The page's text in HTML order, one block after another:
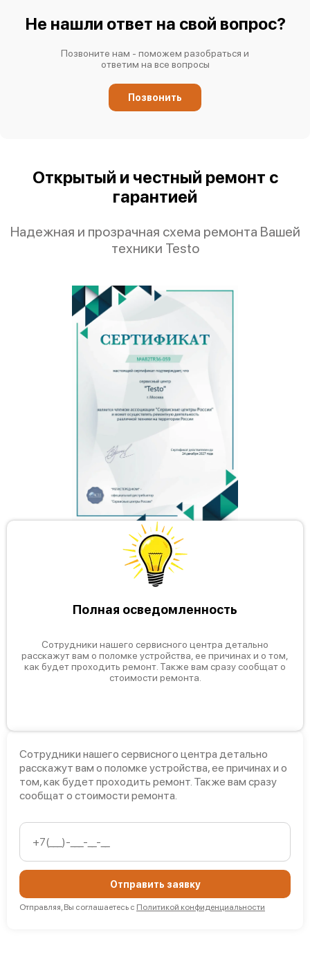
Не нашли ответ на свой вопрос?
Позвоните нам - поможем разобраться и
ответим на все вопросы
Позвонить
Открытый и честный ремонт с
гарантией
Надежная и прозрачная схема ремонта Вашей
техники Testo
Полная осведомленность
Сотрудники нашего сервисного центра детально
расскажут вам о поломке устройства, ее причинах и о том,
как будет проходить ремонт. Также вам сразу сообщат о
стоимости ремонта.
Сотрудники нашего сервисного центра детально
расскажут вам о поломке устройства, ее причинах и о
том, как будет проходить ремонт. Также вам сразу
сообщат о стоимости ремонта.
Отправить заявку
Отправляя, Вы соглашаетесь с Политикой конфиденциальности